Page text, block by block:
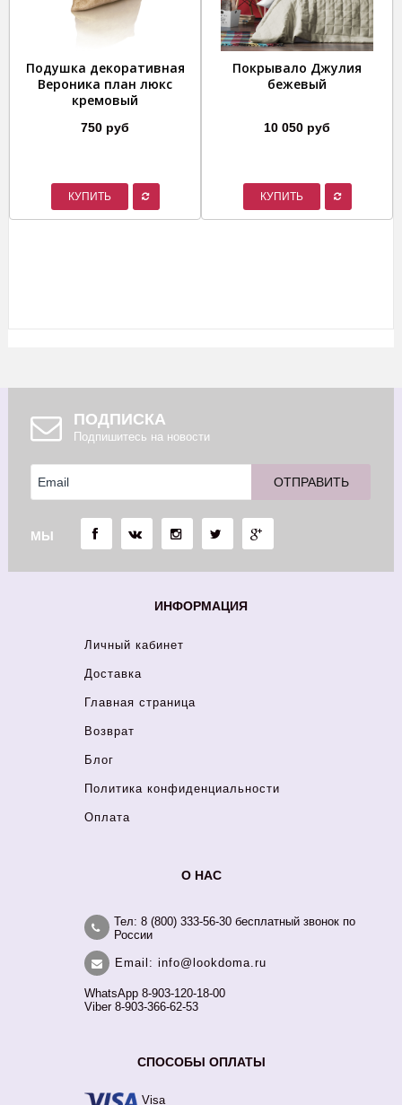
Подушка декоративная
Вероника план люкс
кремовый
750 руб
КУПИТЬ
Покрывало Джулия
бежевый
10 050 руб
КУПИТЬ
ПОДПИСКА
Подпишитесь на новости
МЫ
ИНФОРМАЦИЯ
Личный кабинет
Доставка
Главная страница
Возврат
Блог
Политика конфиденциальности
Оплата
О НАС
Тел: 8 (800) 333-56-30 бесплатный звонок по
России
Email: info@lookdoma.ru
WhatsApp 8-903-120-18-00
Viber 8-903-366-62-53
СПОСОБЫ ОПЛАТЫ
Visa